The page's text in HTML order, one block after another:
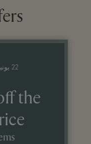
22 يونيو - 15 أغسطس 2026
the